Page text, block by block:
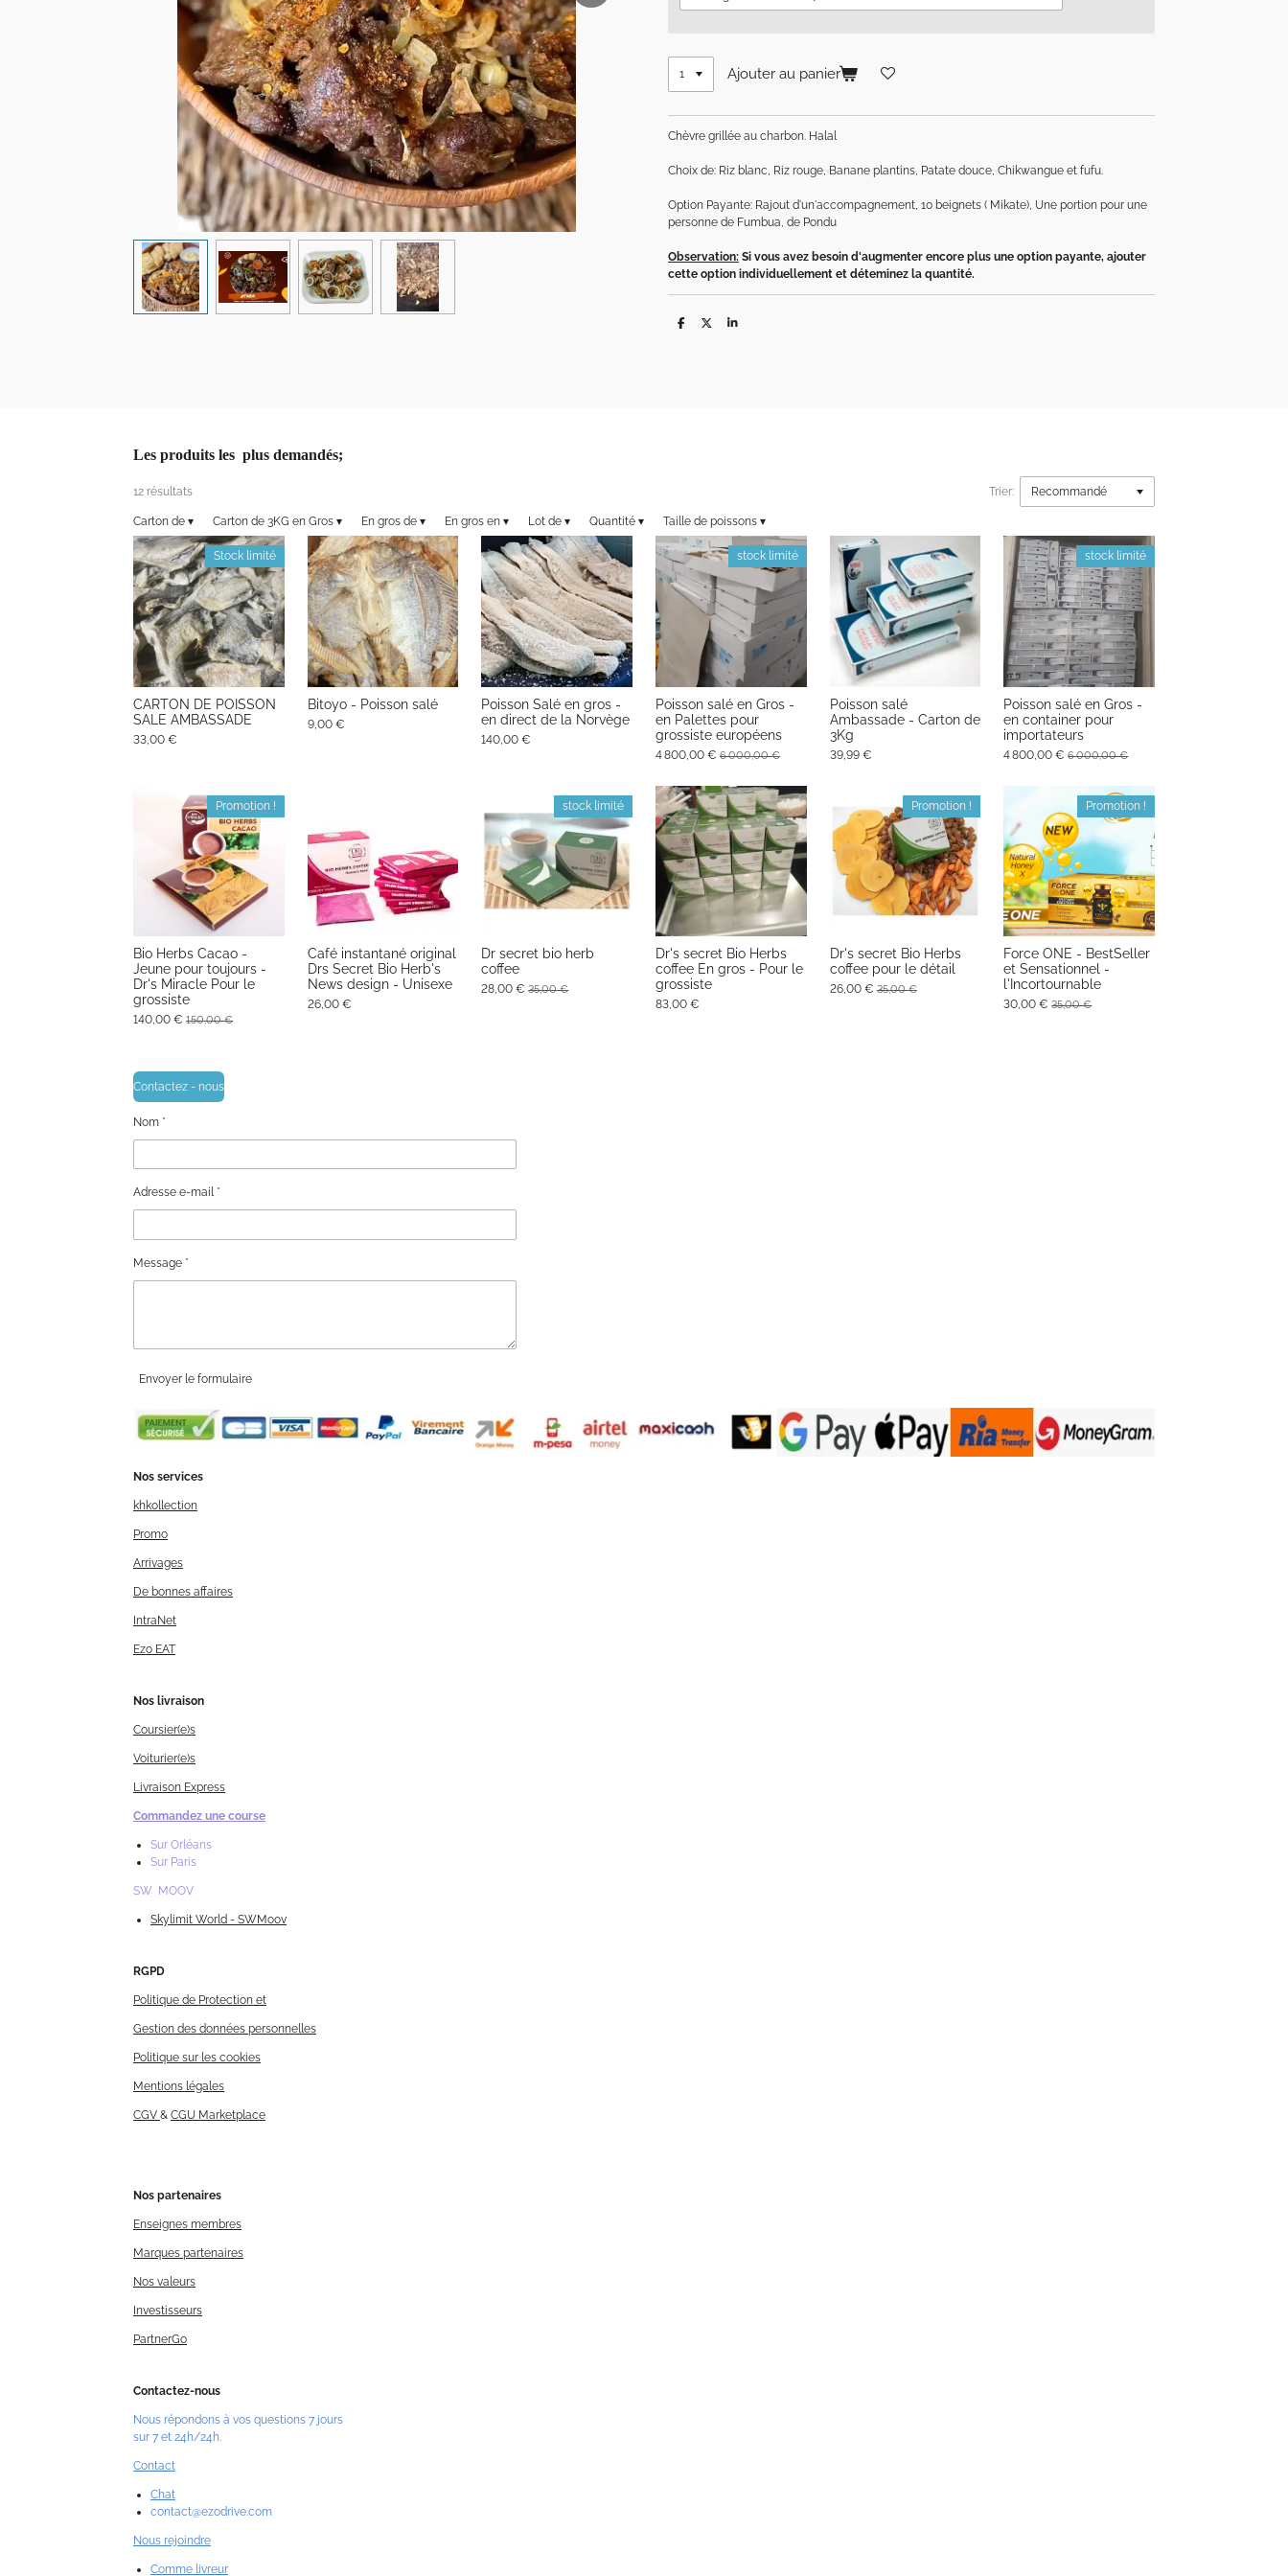
Ajouter au panier
Chèvre grillée au charbon. Halal
Choix de: Riz blanc, Riz rouge, Banane plantins, Patate douce, Chikwangue et fufu.
Option Payante: Rajout d'un'accompagnement, 10 beignets ( Mikate), Une portion pour une
personne de Fumbua, de Pondu
Observation: Si vous avez besoin d'augmenter encore plus une option payante, ajouter
cette option individuellement et déteminez la quantité.
P
P
P
Les produits les plus demandés;
12 résultats Trier:
Carton de ▾ Carton de 3KG en Gros ▾ En gros de ▾ En gros en ▾ Lot de ▾ Quantité ▾ Taille de poissons ▾
Stock limité
CARTON DE POISSON
SALE AMBASSADE
33,00 €
Bitoyo - Poisson salé
9,00 €
Poisson Salé en gros -
en direct de la Norvège
140,00 €
stock limité
Poisson salé en Gros -
en Palettes pour
grossiste européens
4 800,00 € 6 000,00 €
Poisson salé
Ambassade - Carton de
3Kg
39,99 €
stock limité
Poisson salé en Gros -
en container pour
importateurs
4 800,00 € 6 000,00 €
Promotion !
Bio Herbs Cacao -
Jeune pour toujours -
Dr's Miracle Pour le
grossiste
140,00 € 150,00 €
Café instantané original
Drs Secret Bio Herb's
News design - Unisexe
26,00 €
stock limité
Dr secret bio herb
coffee
28,00 € 35,00 €
Dr's secret Bio Herbs
coffee En gros - Pour le
grossiste
83,00 €
Promotion !
Dr's secret Bio Herbs
coffee pour le détail
26,00 € 35,00 €
Promotion !
Force ONE - BestSeller
et Sensationnel -
l'Incortournable
30,00 € 35,00 €
Contactez - nous
Nom *
Adresse e-mail *
Message *
Envoyer le formulaire
Nos services
khkollection
Promo
Arrivages
De bonnes affaires
IntraNet
Ezo EAT
Nos livraison
Coursier(e)s
Voiturier(e)s
Livraison Express
Commandez une course
Sur Orléans
Sur Paris
SW MOOV
Skylimit World - SWMoov
RGPD
Politique de Protection et
Gestion des données personnelles
Politique sur les cookies
Mentions légales
CGV & CGU Marketplace
Nos partenaires
Enseignes membres
Marques partenaires
Nos valeurs
Investisseurs
PartnerGo
Contactez-nous
Nous répondons à vos questions 7 jours
sur 7 et 24h/24h.
Contact
Chat
contact@ezodrive.com
Nous rejoindre
Comme livreur